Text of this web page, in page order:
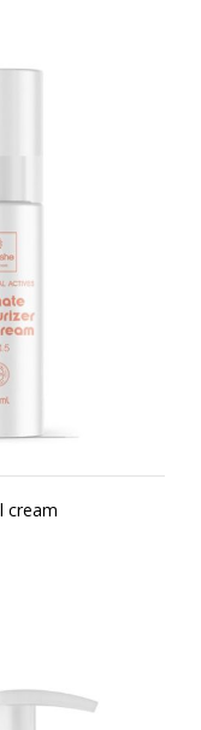
cream